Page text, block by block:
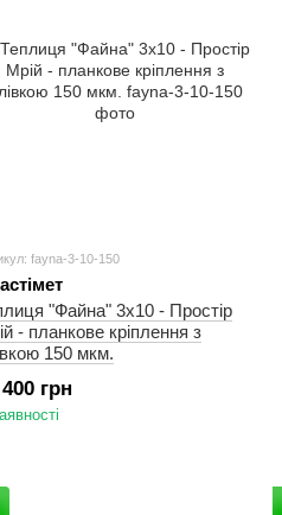
fayna-3-10-150
"Файна" 3х10 - Простір
- планкове кріплення з
150 мкм.
грн